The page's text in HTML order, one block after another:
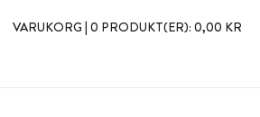
VARUKORG | 0 PRODUKT(ER): 0,00 KR